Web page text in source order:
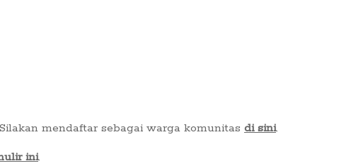
mendaftar sebagai warga komunitas di sini.
ini.